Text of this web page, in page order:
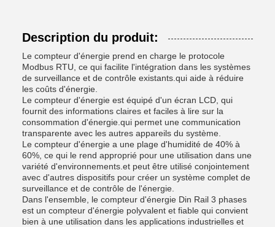
Description du produit:
Le compteur d'énergie prend en charge le protocole
Modbus RTU, ce qui facilite l'intégration dans les systèmes
de surveillance et de contrôle existants.qui aide à réduire
les coûts d'énergie.
Le compteur d'énergie est équipé d'un écran LCD, qui
fournit des informations claires et faciles à lire sur la
consommation d'énergie.qui permet une communication
transparente avec les autres appareils du système.
Le compteur d'énergie a une plage d'humidité de 40% à
60%, ce qui le rend approprié pour une utilisation dans une
variété d'environnements.et peut être utilisé conjointement
avec d'autres dispositifs pour créer un système complet de
surveillance et de contrôle de l'énergie.
Dans l'ensemble, le compteur d'énergie Din Rail 3 phases
est un compteur d'énergie polyvalent et fiable qui convient
bien à une utilisation dans les applications industrielles et